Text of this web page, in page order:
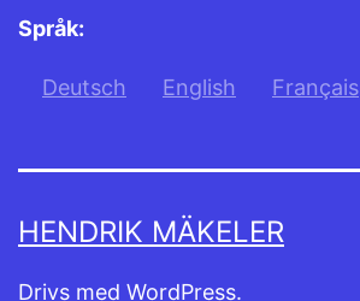
Språk:
Deutsch English Français
HENDRIK MÄKELER
Drivs med WordPress.